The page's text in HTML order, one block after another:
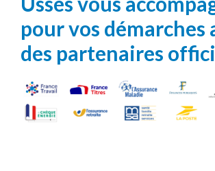
pour vos démarches
des partenaires